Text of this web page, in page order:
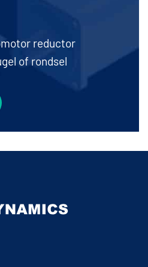
reductor
of rondsel